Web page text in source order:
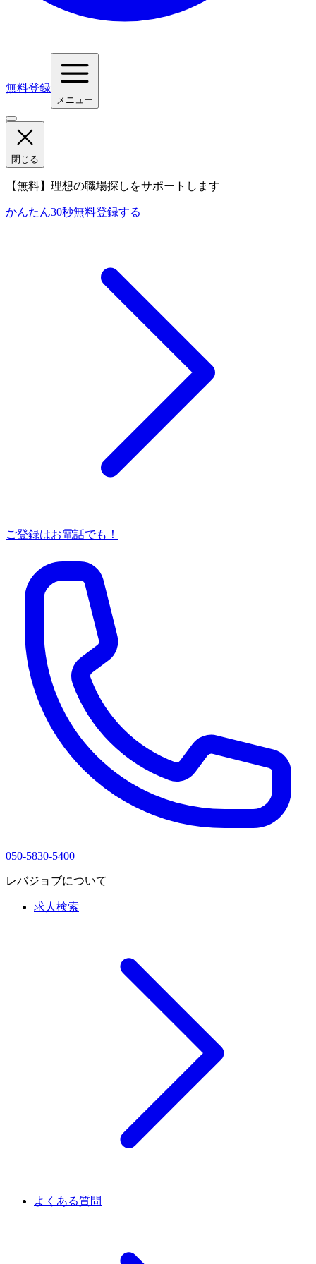
無料登録
メニュー
閉じる
【無料】理想の職場探しをサポートします
かんたん30秒無料登録する
ご登録はお電話でも！
050-5830-5400
レバジョブについて
求人検索
よくある質問